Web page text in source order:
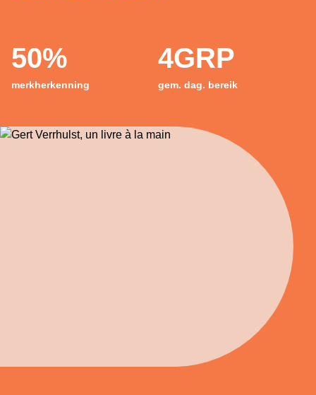
50%
merkherkenning
4GRP
gem. dag. bereik
Nieuws
Vacatures